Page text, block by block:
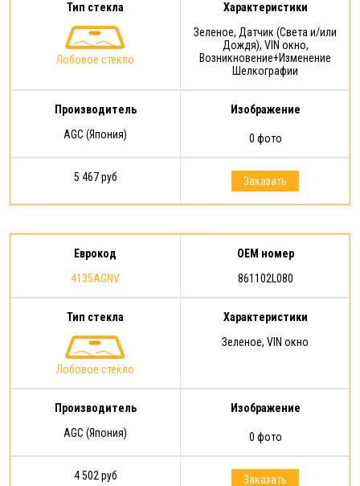
Тип стекла
Лобовое стекло
Характеристики
Зеленое, Датчик (Света и/или
Дождя), VIN окно,
Возникновение+Изменение
Шелкографии
Производитель
AGC (Япония)
Изображение
0 фото
5 467 руб Заказать
Еврокод
4135AGNV
OEM номер
861102L080
Тип стекла
Лобовое стекло
Характеристики
Зеленое, VIN окно
Производитель
AGC (Япония)
Изображение
0 фото
4 502 руб Заказать